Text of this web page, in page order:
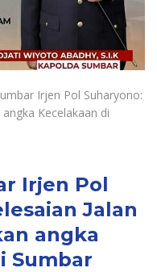
Irjen Pol Suharyono:
Kecelakaan di
Irjen Pol
Jalan
angka
Sumbar